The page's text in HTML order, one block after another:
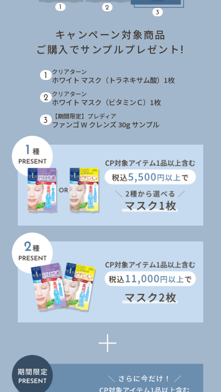
1 2
3
キャンペーン対象商品
ご購入でサンプルプレゼント!
1
クリアターン
ホワイト マスク（トラネキサム酸）1枚
2
クリアターン
ホワイト マスク（ビタミンＣ）1枚
3
【期間限定】プレディア
ファンゴ W クレンズ 30g サンプル